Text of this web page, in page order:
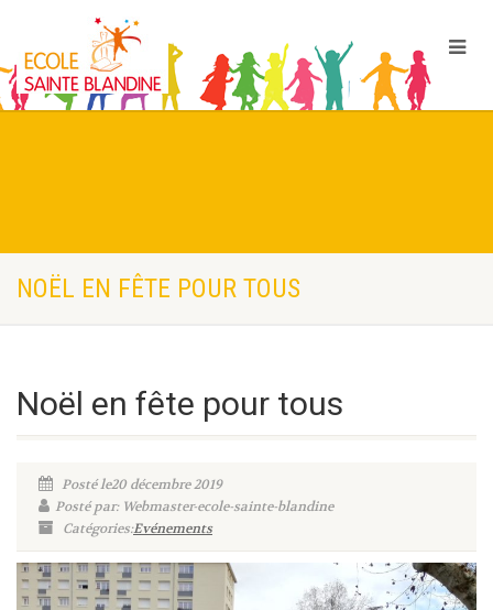
NOËL EN FÊTE POUR TOUS
Noël en fête pour tous
Posté le20 décembre 2019
Posté par: Webmaster-ecole-sainte-blandine
Catégories:Evénements